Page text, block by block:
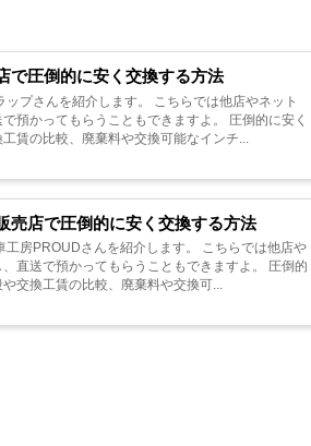
で圧倒的に安く交換する方法
プさんを紹介します。 こちらでは他店やネット
預かってもらうこともできますよ。 圧倒的に安く
賃の比較、廃棄料や交換可能なインチ...
売店で圧倒的に安く交換する方法
房PROUDさんを紹介します。 こちらでは他店や
直送で預かってもらうこともできますよ。 圧倒的
交換工賃の比較、廃棄料や交換可...